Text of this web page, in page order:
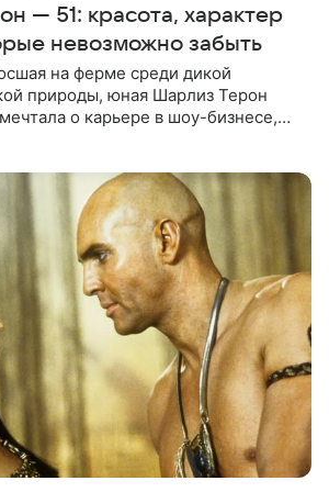
— 51: красота, характер
невозможно забыть
на ферме среди дикой
природы, юная Шарлиз Терон
о карьере в шоу-бизнесе,